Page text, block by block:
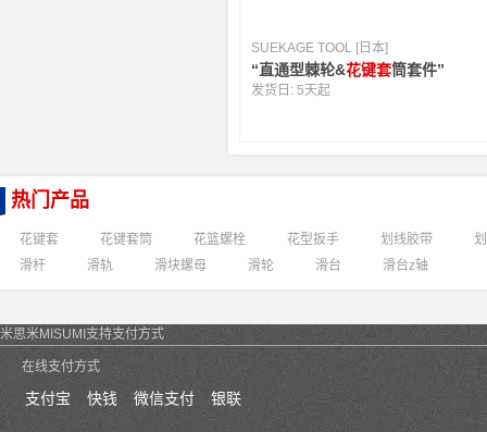
SUEKAGE TOOL [日本]
“直通型棘轮&花键套筒套件”
发货日:5天起
热门产品
花键套 花键套筒 花篮螺栓 花型扳手 划线胶带
滑杆
滑轨 滑块螺母 滑轮 滑台 滑台z轴
米思米MISUMI支持支付方式
在线支付方式
支付宝 快钱 微信支付 银联